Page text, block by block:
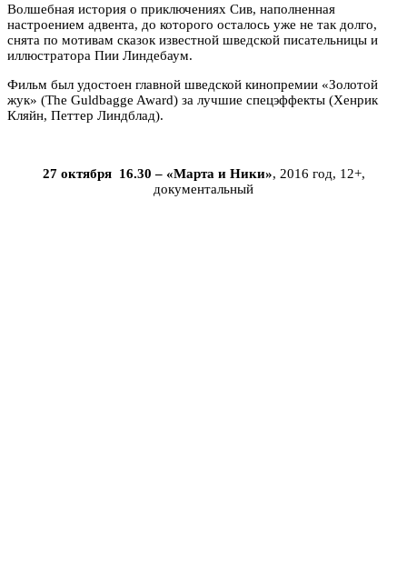
Волшебная история о приключениях Сив, наполненная
настроением адвента, до которого осталось уже не так долго,
снята по мотивам сказок известной шведской писательницы и
иллюстратора Пии Линдебаум.
Фильм был удостоен главной шведской кинопремии «Золотой
жук» (The Guldbagge Award) за лучшие спецэффекты (Хенрик
Кляйн, Петтер Линдблад).
27 октября 16.30 – «Марта и Ники», 2016 год, 12+,
документальный